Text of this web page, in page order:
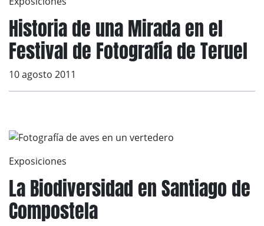
Historia de una Mirada en el
Festival de Fotografía de Teruel
10 agosto 2011
Exposiciones
La Biodiversidad en Santiago de
Compostela